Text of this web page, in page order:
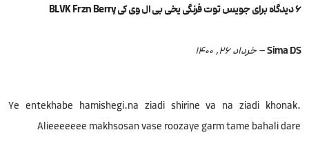
6 دیدگاه برای جویس توت فرنگی یخی بی ال وی کی BLVK Frzn Berry
Sima DS
–خرداد 26, 1400
Ye entekhabe hamishegi.na ziadi shirine va na ziadi khonak.
Alieeeeeee makhsosan vase roozaye garm tame bahali dare